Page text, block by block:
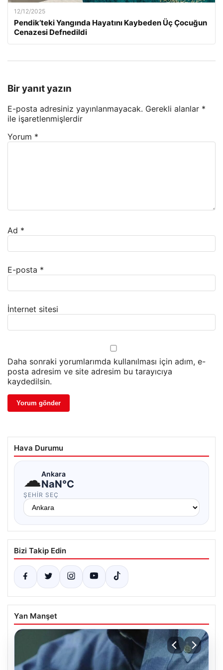
12/12/2025
Pendik’teki Yangında Hayatını Kaybeden Üç Çocuğun
Cenazesi Defnedildi
Bir yanıt yazın
E-posta adresiniz yayınlanmayacak. Gerekli alanlar *
ile işaretlenmişlerdir
Yorum *
Ad *
E-posta *
İnternet sitesi
Daha sonraki yorumlarımda kullanılması için adım, e-
posta adresim ve site adresim bu tarayıcıya
kaydedilsin.
Hava Durumu
☁Ankara
NaN°C
ŞEHIR SEÇ
Bizi Takip Edin
Yan Manşet